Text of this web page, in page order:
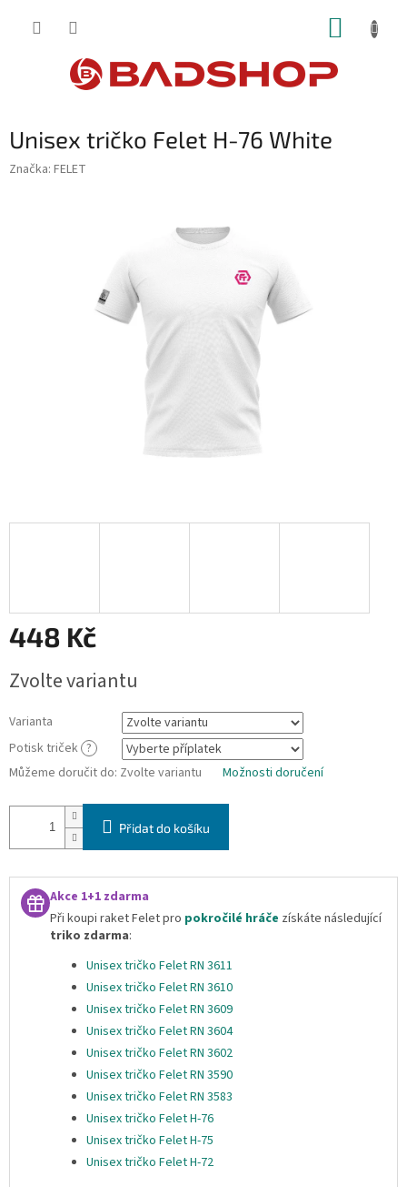
Unisex tričko Felet H-76 White
Značka: FELET
448 Kč
cena:
Zvolte variantu
Varianta
Potisk triček ?
Můžeme doručit do: Zvolte variantu Možnosti doručení
Přidat do košíku
Akce 1+1 zdarma
Při koupi raket Felet pro pokročilé hráče získáte následující
triko zdarma:
Unisex tričko Felet RN 3611
Unisex tričko Felet RN 3610
Unisex tričko Felet RN 3609
Unisex tričko Felet RN 3604
Unisex tričko Felet RN 3602
Unisex tričko Felet RN 3590
Unisex tričko Felet RN 3583
Unisex tričko Felet H-76
Unisex tričko Felet H-75
Unisex tričko Felet H-72